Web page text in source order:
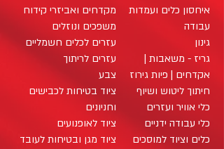
מקדחים ואביזרי קידוח
משפכים ונוזלים
עזרים לכלים חשמליים
עזרים לריתוך
צבע
ציוד בטיחות לכבישים
וחניונים
ציוד לאופנועים
ציוד מגן ובטיחות לעובד
איחסון כלים ועמדות
עבודה
גינון
גריז - משאבות |
אקדחים | פיות גירוז
חיתוך ליטוש ושיוף
כלי אוויר ועזרים
כלי עבודה ידניים
כלים וציוד למוסכים